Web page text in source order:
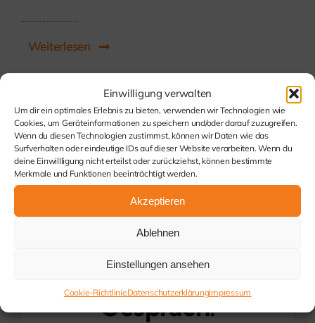
Einwilligung verwalten
Um dir ein optimales Erlebnis zu bieten, verwenden wir Technologien wie
Cookies, um Geräteinformationen zu speichern und/oder darauf zuzugreifen.
Wenn du diesen Technologien zustimmst, können wir Daten wie das
Surfverhalten oder eindeutige IDs auf dieser Website verarbeiten. Wenn du
deine Einwillligung nicht erteilst oder zurückziehst, können bestimmte
Merkmale und Funktionen beeinträchtigt werden.
Akzeptieren
Ablehnen
Einstellungen ansehen
Cookie-RichtlinieDatenschutzerklärungImpressum
Weiterlesen
Kommen Sie
mit uns ins
Gespräch!